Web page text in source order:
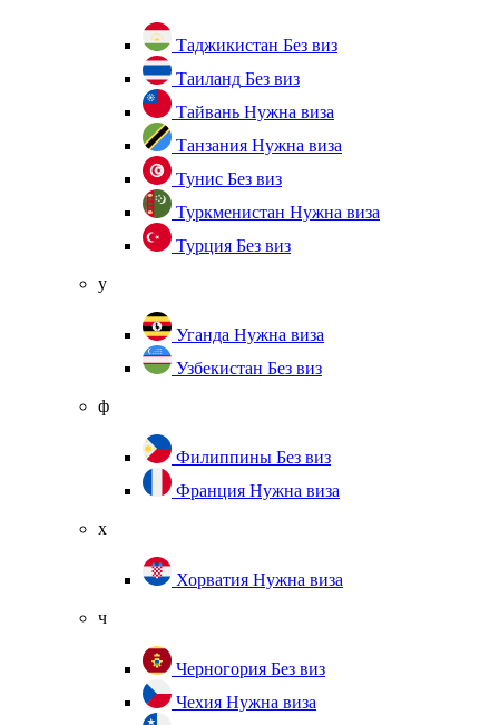
Таджикистан Без виз
Таиланд Без виз
Тайвань Нужна виза
Танзания Нужна виза
Тунис Без виз
Туркменистан Нужна виза
Турция Без виз
у
Уганда Нужна виза
Узбекистан Без виз
ф
Филиппины Без виз
Франция Нужна виза
х
Хорватия Нужна виза
ч
Черногория Без виз
Чехия Нужна виза